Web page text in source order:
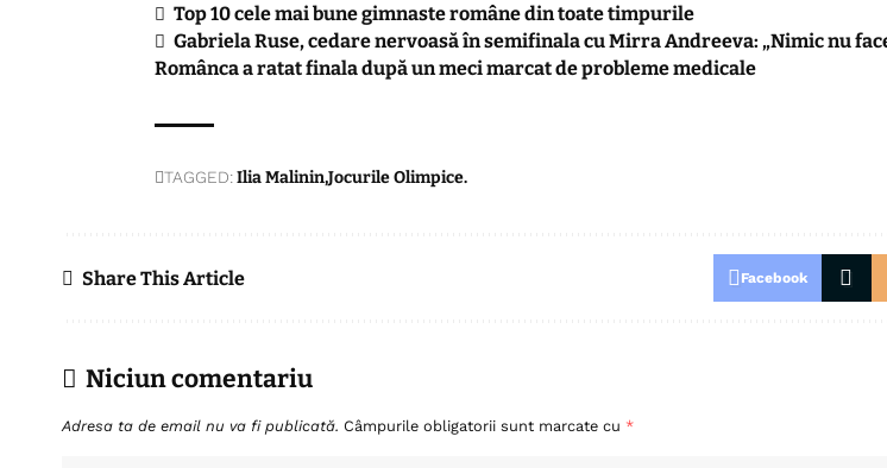
Top 10 cele mai bune gimnaste române din toate timpurile
Gabriela Ruse, cedare nervoasă în semifinala cu Mirra Andreeva: „Nimic nu
Românca a ratat finala după un meci marcat de probleme medicale
TAGGED:Ilia MalininJocurile Olimpice.
Share This Article Facebook
Niciun comentariu
Adresa ta de email nu va fi publicată. Câmpurile obligatorii sunt marcate cu *